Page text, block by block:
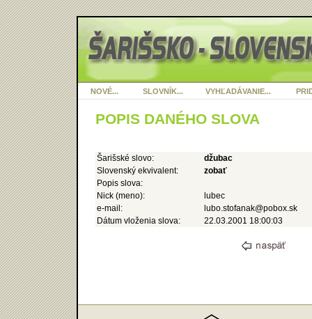
NOVÉ... SLOVNÍK... VYHĽADÁVANIE...
POPIS DANÉHO SLOVA
Šarišské slovo:
džubac
Slovenský ekvivalent:
zobať
Popis slova:
Nick (meno):
lubec
e-mail:
lubo.stofanak@pobox.sk
Dátum vloženia slova:
22.03.2001 18:00:03